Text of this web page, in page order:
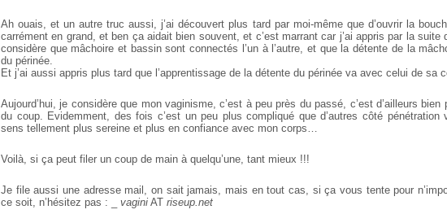
Ah ouais, et un autre truc aussi, j’ai découvert plus tard par moi-même que d’ouvrir la
carrément en grand, et ben ça aidait bien souvent, et c’est marrant car j’ai appris par la suite
considère que mâchoire et bassin sont connectés l’un à l’autre, et que la détente de la
du périnée.
Et j’ai aussi appris plus tard que l’apprentissage de la détente du périnée va avec celui de sa
Aujourd’hui, je considère que mon vaginisme, c’est à peu près du passé, c’est d’ailleurs bien
du coup. Evidemment, des fois c’est un peu plus compliqué que d’autres côté pénétration
sens tellement plus sereine et plus en confiance avec mon corps…
Voilà, si ça peut filer un coup de main à quelqu’une, tant mieux !!!
Je file aussi une adresse mail, on sait jamais, mais en tout cas, si ça vous tente pour
ce soit, n’hésitez pas : _ vagini AT riseup.net